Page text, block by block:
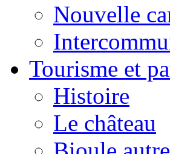
Nouvelle
Tourisme et
Histoire
Le château